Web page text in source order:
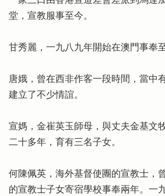
堂，宣教服事至今。
甘秀麗，一九八九年開始在澳門事奉至
唐娥，曾在西非作客一段時間，當中
建立了不少情誼。
宣媽，金崔英玉師母，與丈夫金基文
二十多年，育有三名子女。
何陳佩英，海外基督使團的宣教士，
的宣教士子女寄宿學校事奉兩年。一